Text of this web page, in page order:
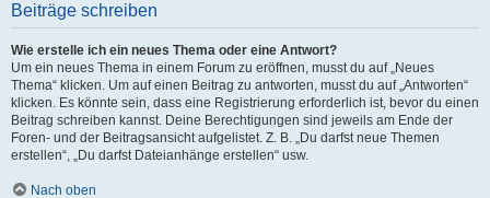
Beiträge schreiben
Wie erstelle ich ein neues Thema oder eine Antwort?
Um ein neues Thema in einem Forum zu eröffnen, musst du auf „Neues
Thema“ klicken. Um auf einen Beitrag zu antworten, musst du auf „Antworten“
klicken. Es könnte sein, dass eine Registrierung erforderlich ist, bevor du einen
Beitrag schreiben kannst. Deine Berechtigungen sind jeweils am Ende der
Foren- und der Beitragsansicht aufgelistet. Z. B. „Du darfst neue Themen
erstellen“, „Du darfst Dateianhänge erstellen“ usw.
Nach oben